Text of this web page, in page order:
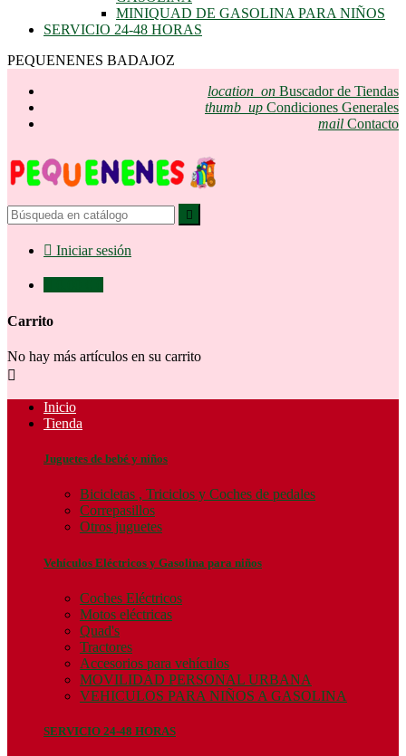
MINIQUAD DE GASOLINA PARA NIÑOS
SERVICIO 24-48 HORAS
PEQUENENES BADAJOZ
location_on Buscador de Tiendas
thumb_up Condiciones Generales
mail Contacto

 Iniciar sesión
Carrito
No hay más artículos en su carrito

Inicio
Tienda
Juguetes de bebé y niños
Bicicletas , Triciclos y Coches de pedales
Correpasillos
Otros juguetes
Vehículos Eléctricos y Gasolina para niños
Coches Eléctricos
Motos eléctricas
Quad's
Tractores
Accesorios para vehículos
MOVILIDAD PERSONAL URBANA
VEHICULOS PARA NIÑOS A GASOLINA
SERVICIO 24-48 HORAS